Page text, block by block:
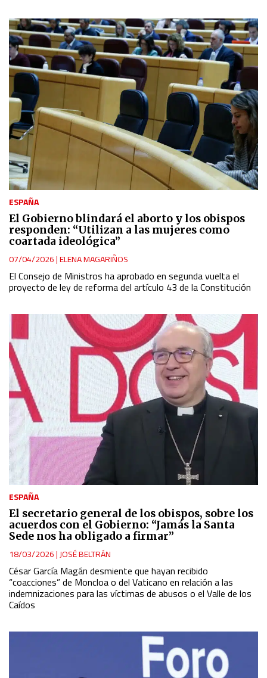
ESPAÑA
El Gobierno blindará el aborto y los obispos
responden: “Utilizan a las mujeres como
coartada ideológica”
07/04/2026|ELENA MAGARIÑOS
El Consejo de Ministros ha aprobado en segunda vuelta el
proyecto de ley de reforma del artículo 43 de la Constitución
ESPAÑA
El secretario general de los obispos, sobre los
acuerdos con el Gobierno: “Jamás la Santa
Sede nos ha obligado a firmar”
18/03/2026| JOSÉ BELTRÁN
César García Magán desmiente que hayan recibido
“coacciones” de Moncloa o del Vaticano en relación a las
indemnizaciones para las víctimas de abusos o el Valle de los
Caídos